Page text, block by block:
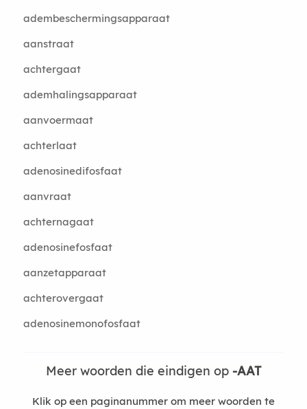
adembeschermingsapparaat
aanstraat
achtergaat
ademhalingsapparaat
aanvoermaat
achterlaat
adenosinedifosfaat
aanvraat
achternagaat
adenosinefosfaat
aanzetapparaat
achterovergaat
adenosinemonofosfaat
Meer woorden die eindigen op -AAT
Klik op een paginanummer om meer woorden te